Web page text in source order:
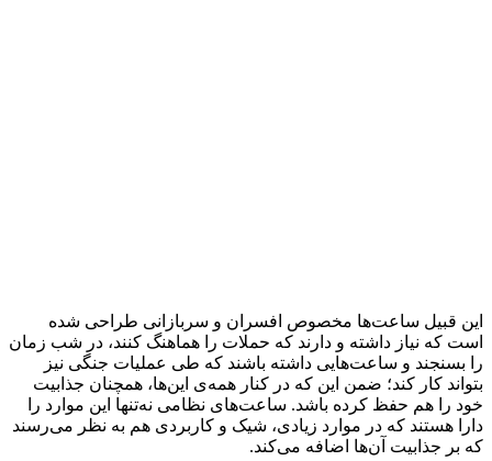
این قبیل ساعت‌ها مخصوص افسران و سربازانی طراحی شده
است که نیاز داشته و دارند که حملات را هماهنگ کنند، در شب زمان
را بسنجند و ساعت‌هایی داشته باشند که طی عملیات جنگی نیز
بتواند کار کند؛ ضمن این که در کنار همه‌ی این‌ها، همچنان جذابیت
خود را هم حفظ کرده باشد. ساعت‌‌های نظامی نه‌تنها این موارد را
دارا هستند که در موارد زیادی، شیک و کاربردی هم به نظر می‌رسند
که بر جذابیت آن‌ها اضافه می‌کند.